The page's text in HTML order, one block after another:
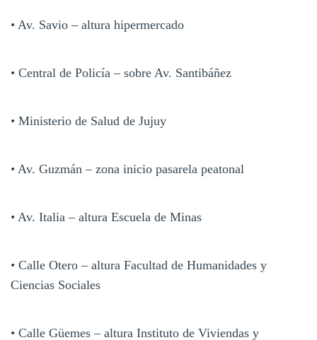
• Av. Savio – altura hipermercado
• Central de Policía – sobre Av. Santibáñez
• Ministerio de Salud de Jujuy
• Av. Guzmán – zona inicio pasarela peatonal
• Av. Italia – altura Escuela de Minas
• Calle Otero – altura Facultad de Humanidades y
Ciencias Sociales
• Calle Güemes – altura Instituto de Viviendas y